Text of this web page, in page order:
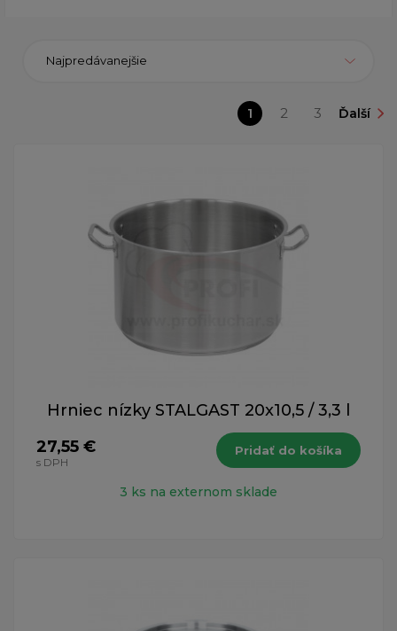
Najpredávanejšie
1 2 3 Ďalší
Hrniec nízky STALGAST 20x10,5 / 3,3 l
27,55 €
s DPH
Pridať do košíka
3 ks na externom sklade